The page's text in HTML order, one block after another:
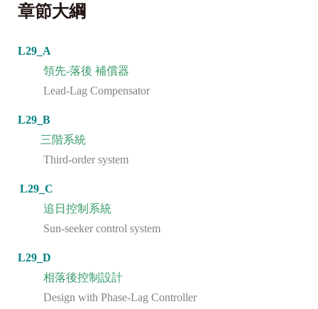
章節大綱
L29_A
領先-落後 補償器
Lead-Lag Compensator
L29_B
三階系統
Third-order system
L29_C
追日控制系統
Sun-seeker control system
L29_D
相落後控制設計
Design with Phase-Lag Controller